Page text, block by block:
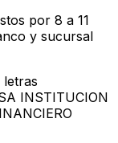
por 8 a 11
y sucursal
letras
INSTITUCION